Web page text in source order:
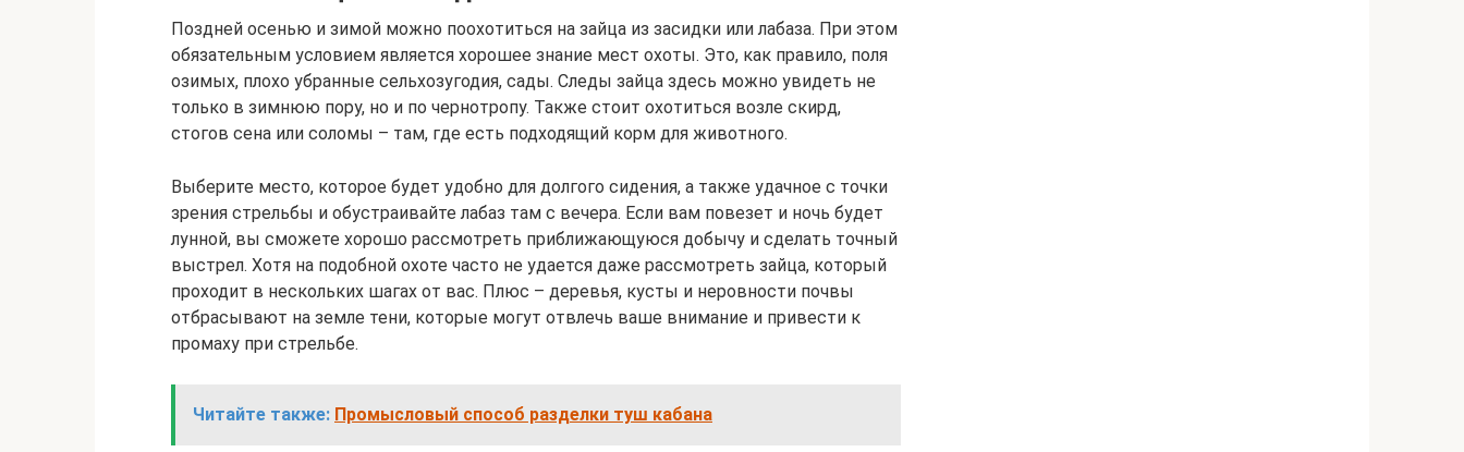
Поздней осенью и зимой можно поохотиться на зайца из засидки или лабаза. При этом
обязательным условием является хорошее знание мест охоты. Это, как правило, поля
озимых, плохо убранные сельхозугодия, сады. Следы зайца здесь можно увидеть не
только в зимнюю пору, но и по чернотропу. Также стоит охотиться возле скирд,
стогов сена или соломы – там, где есть подходящий корм для животного.
Выберите место, которое будет удобно для долгого сидения, а также удачное с точки
зрения стрельбы и обустраивайте лабаз там с вечера. Если вам повезет и ночь будет
лунной, вы сможете хорошо рассмотреть приближающуюся добычу и сделать точный
выстрел. Хотя на подобной охоте часто не удается даже рассмотреть зайца, который
проходит в нескольких шагах от вас. Плюс – деревья, кусты и неровности почвы
отбрасывают на земле тени, которые могут отвлечь ваше внимание и привести к
промаху при стрельбе.
Читайте также: Промысловый способ разделки туш кабана